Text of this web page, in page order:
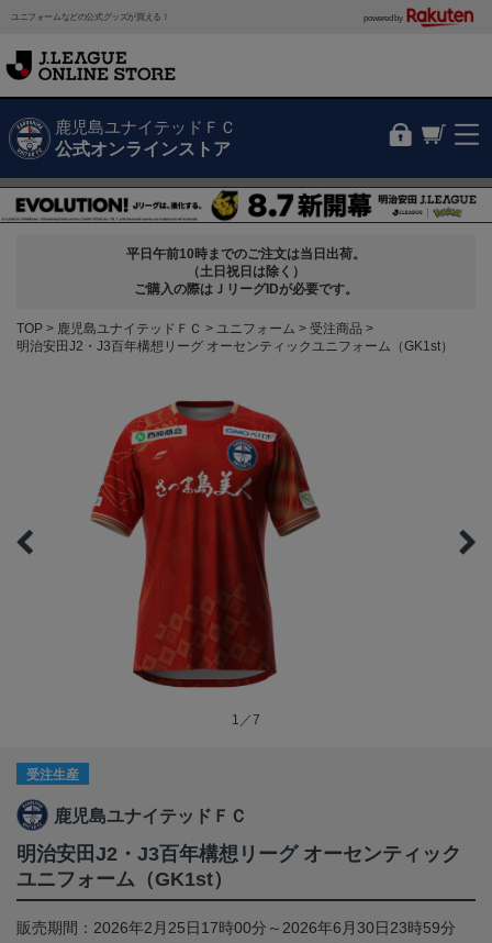
ユニフォームなどの公式グッズが買える！ powered by
鹿児島ユナイテッドＦＣ
公式オンラインストア
平日午前10時までのご注文は当日出荷。
（土日祝日は除く）
ご購入の際はＪリーグIDが必要です。
TOP 鹿児島ユナイテッドＦＣ ユニフォーム
受注商品
明治安田J2・J3百年構想リーグ オーセンティックユニフォーム（GK1st）
1／7
受注生産
鹿児島ユナイテッドＦＣ
明治安田J2・J3百年構想リーグ オーセンティック
ユニフォーム（GK1st）
販売期間：2026年2月25日17時00分～2026年6月30日23時59分